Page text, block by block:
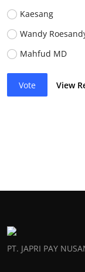
Kaesang
Wandy
Mahfud MD
Vote View
PT. JAPRI PAY